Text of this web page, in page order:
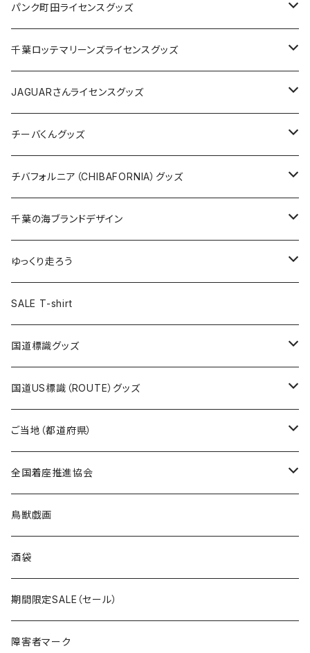
ステッカー
缶バッジ
ホテルキーホルダー
缶バッジ
アクリルキーホルダー
ホテルキーホルダー
クリアファイル
Tシャツ
キャップ
トートバッグ
ランチバッグ
エコバッグ
Tシャツ
キャップ
バッグ
ステッカー
缶バッジ
キーホルダー
クリアファイル
パンク町田ライセンスグッズ
Tシャツ
キャップ
バッグ
ステッカー
缶バッジ
キーホルダー
クリアファイル
千葉ロッテマリーンズライセンスグッズ
ステッカー
ステッカー
ステッカー大
缶バッジ
缶バッジ32mm
缶バッジ54mm
エコバッグ
JAGUARさんコラボグッズ
Tシャツ
ステッカー
サコッシュ
ホテルキーホルダー
モーテルキーホルダー
トートバッグ
JAGUARさんライセンスグッズ
Tシャツ
ステッカー
缶バッジ
クリアファイル
マスク
エコバッグ
千葉ロッテマリーンズコラボ
チーバくんグッズ
Tシャツ
キャップ
エコバッグ
ステッカー
モーテルキーホルダー
ホテルキーホルダー
トートバッグ
チバフォルニア（CHIBAFORNIA）グッズ
Tシャツ
キャップ
ステッカー
ホテルキーホルダー
千葉の海ブランドデザイン
Tシャツ
キャップ
ステッカー
ゆっくり走ろう
Tシャツ
ステッカー
ホテルキーホルダー
SALE T-shirt
国道標識グッズ
ステッカー
国道0～99号線
国道100～199号線
Tシャツ
キャップ
国道US標識（ROUTE）グッズ
ステッカー
ROUTE 0～99号線
ROUTE100～199号線
Tシャツ
ROUTE 0～99号線
ROUTE 100～199号線
キャップ
ROUTE 0～99号線
ROUTE 100～199号線
ご当地（都道府県）
北海道
青森県
岩手県
宮城県
秋田県
全国着座推進協会
ステッカー
鳥獣戯画
酒袋
期間限定SALE（セール）
障害者マーク